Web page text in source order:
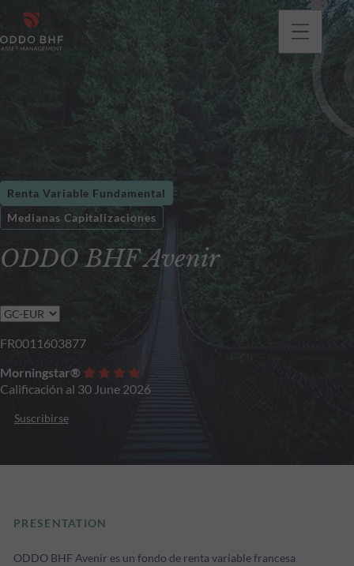
ODDO BHF Avenir
Renta Variable Fundamental
Medianas Capitalizaciones
FR0011603877
Morningstar®
Calificación al 30 June 2026
Suscribirse
PRESENTATION
ODDO BHF Avenir es un fondo de renta variable francesa